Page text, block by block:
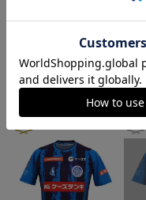
ランキング